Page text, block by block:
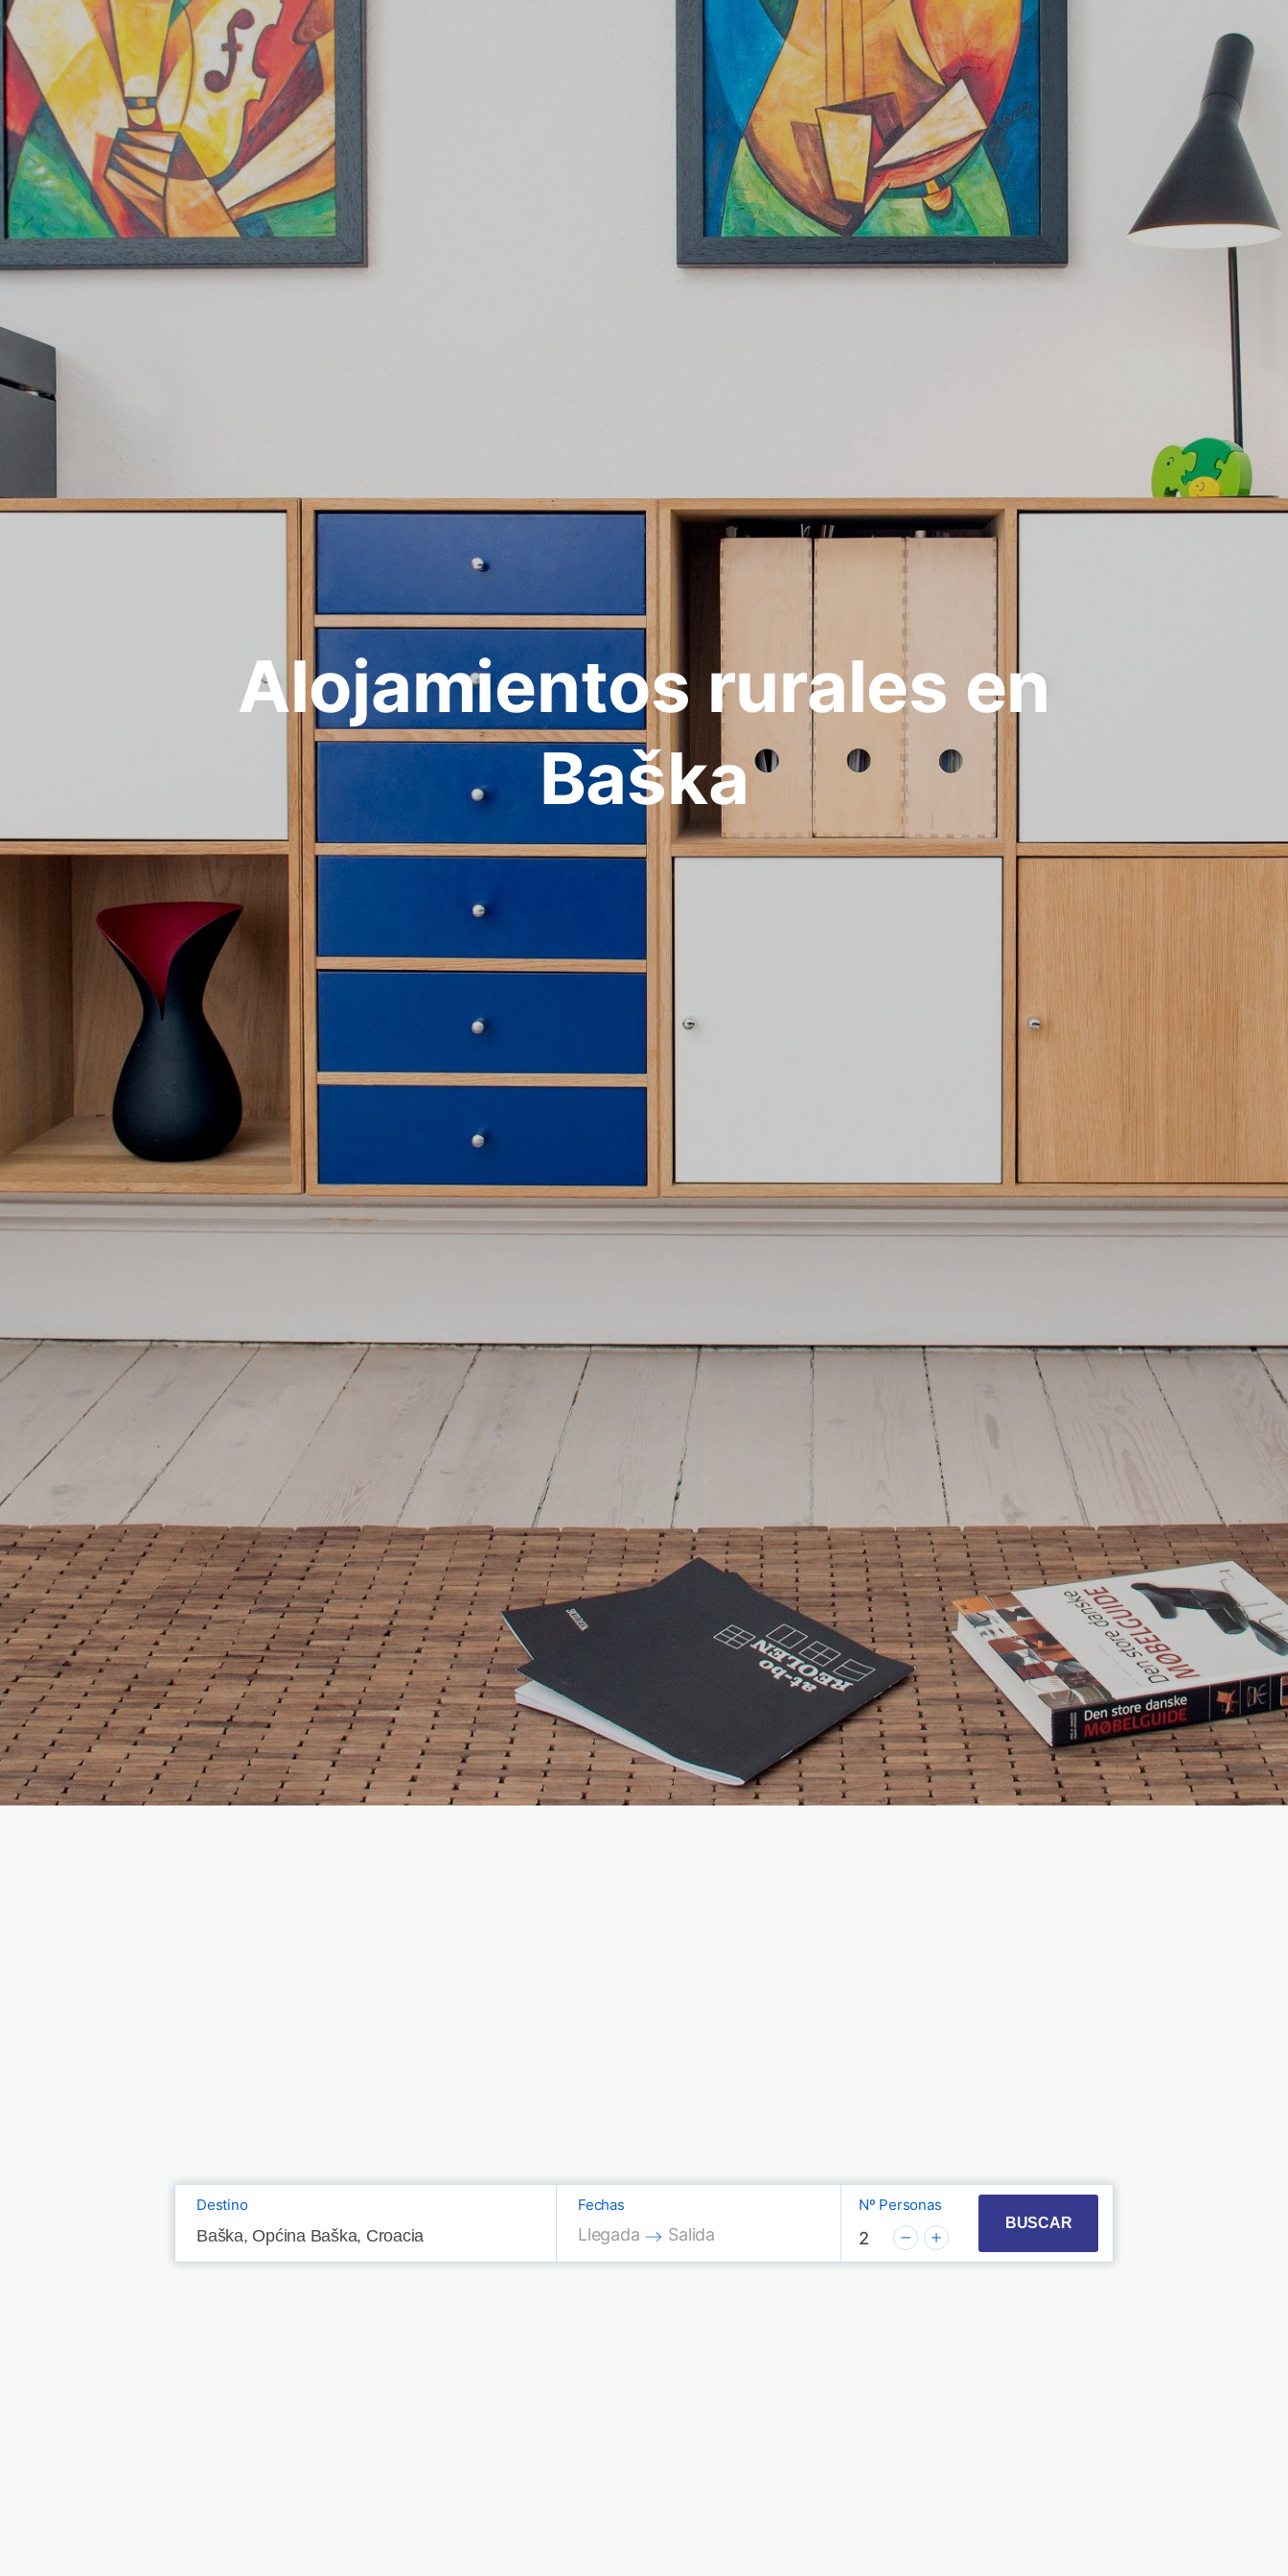
Alojamientos rurales en
Baška
Destino Fechas
Press the down arrow key to interact with the calendar and select a date. Press the
Llegada
Press the down arrow key to interact with the calendar and select a date.
Salida
Nº Personas
2
BUSCAR